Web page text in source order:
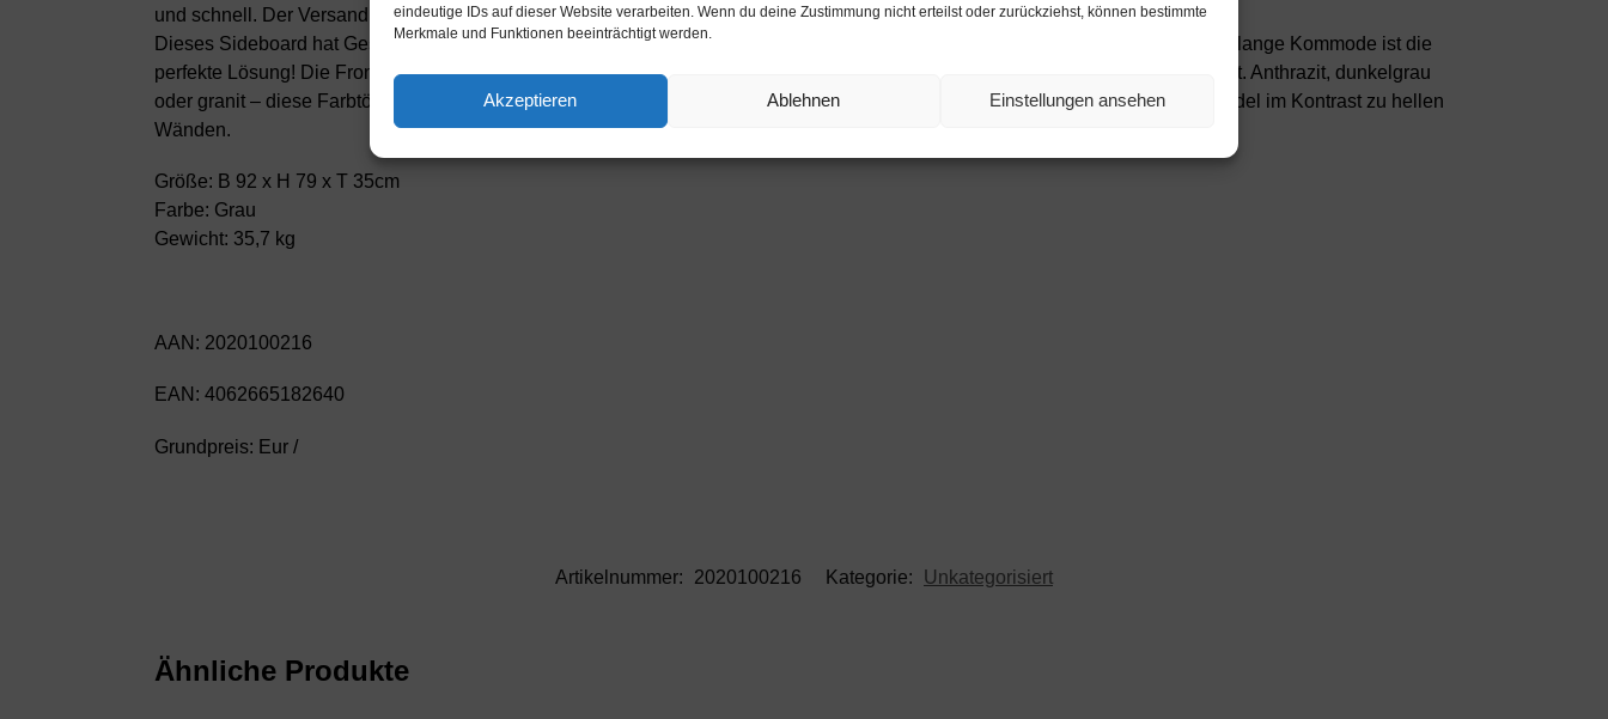
eindeutige IDs auf dieser Website verarbeiten. Wenn du deine Zustimmung nicht erteilst oder zurückziehst, können bestimmte
Merkmale und Funktionen beeinträchtigt werden.
Akzeptieren Ablehnen Einstellungen ansehen
und schnell. Der Versand erfolgt innerhalb von 2-3 Werktagen.
Dieses Sideboard hat Gesamt-Maße von 92x79x35cm. Viel Platz, eine leere Wand, kein passendes Möbelstück? Unsere 92 cm lange Kommode ist die
perfekte Lösung! Die Frontfarbe Hochglanz Graphit Grau ist zeitlos, schlicht und daher für jeden Wohnbereich glänzend geeignet. Anthrazit, dunkelgrau
oder granit – diese Farbtöne bringen Stil & Glanz. Der anthrazit-matte Korpus harmoniert mit allen Farben und wirkt besonders edel im Kontrast zu hellen
Wänden.
Größe: B 92 x H 79 x T 35cm
Farbe: Grau
Gewicht: 35,7 kg
AAN: 2020100216
EAN: 4062665182640
Grundpreis: Eur /
Artikelnummer: 2020100216 Kategorie: Unkategorisiert
Ähnliche Produkte